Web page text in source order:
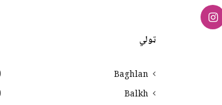
Instagram
ټولي
Baghlan
Balkh